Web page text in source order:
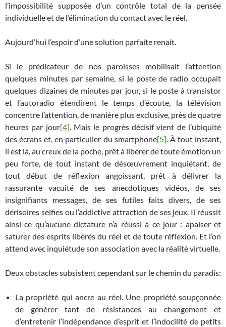
l’impossibilité supposée d’un contrôle total de la pensée
individuelle et de l’élimination du contact avec le réel.
Aujourd’hui l’espoir d’une solution parfaite renait.
Si le prédicateur de nos paroisses mobilisait l’attention
quelques minutes par semaine, si le poste de radio occupait
quelques dizaines de minutes par jour, si le poste à transistor
et l’autoradio étendirent le temps d’écoute, la télévision
concentre l’attention, de manière plus exclusive, près de quatre
heures par jour[4]. Mais le progrès décisif vient de l’ubiquité
des écrans et, en particulier du smartphone[5]. À tout instant,
il est là, au creux de la poche, prêt à libérer de toute émotion un
peu forte, de tout instant de désœuvrement inquiétant, de
tout début de réflexion angoissant, prêt à délivrer la
rassurante vacuité de ses anecdotiques vidéos, de ses
insignifiants messages, de ses futiles faits divers, de ses
dérisoires selfies ou l’addictive attraction de ses jeux. Il réussit
ainsi ce qu’aucune dictature n’a réussi à ce jour : apaiser et
saturer des esprits libérés du réel et de toute réflexion. Et l’on
attend avec inquiétude son association avec la réalité virtuelle.
Deux obstacles subsistent cependant sur le chemin du paradis:
La propriété qui ancre au réel. Une propriété soupçonnée
de générer tant de résistances au changement et
d’entretenir l’indépendance d’esprit et l’indocilité de petits